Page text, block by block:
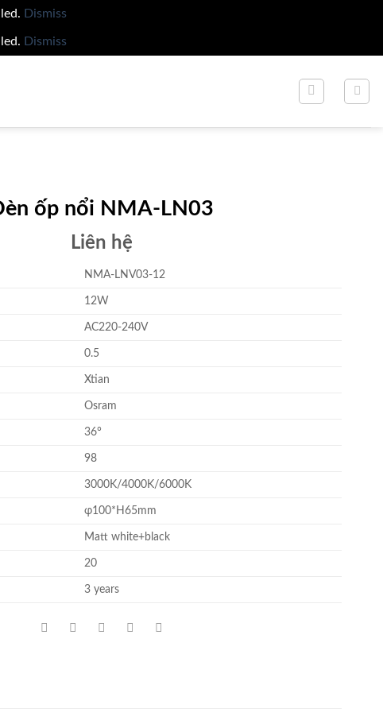
Dismiss
Dismiss
ốp nổi NMA-LN03
Liên hệ
NMA-LNV03-12
12W
AC220-240V
0.5
Xtian
Osram
36°
98
3000K/4000K/6000K
φ100*H65mm
Matt white+black
20
3 years